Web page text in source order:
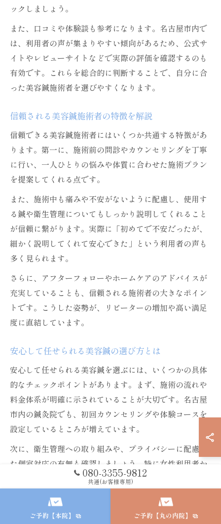
ックしましょう。
また、口コミや体験談も参考になります。名古屋市内で
は、利用者の声が集まりやすい傾向があるため、公式サ
イトやレビューサイトなどで実際の評価を確認するのも
有効です。これらを総合的に判断することで、自分に合
った美容鍼施術者を選びやすくなります。
信頼される美容鍼施術者の特徴を解説
信頼できる美容鍼施術者にはいくつか共通する特徴があ
ります。第一に、施術前の問診やカウンセリングを丁寧
に行い、一人ひとりの悩みや体質に合わせた施術プラン
を提案してくれる点です。
また、施術中も痛みや不安がないように配慮し、使用す
る鍼や衛生管理についてもしっかり説明してくれること
が信頼に繋がります。実際に「初めてで不安だったが、
細かく説明してくれて安心できた」という利用者の声も
多く見られます。
さらに、アフターフォローやホームケアのアドバイスが
充実していることも、信頼される施術者の大きなポイン
トです。こうした姿勢が、リピーターの増加や高い満足
度に直結しています。
安心して任せられる美容鍼の選び方とは
安心して任せられる美容鍼を選ぶには、いくつかの具体
的なチェックポイントがあります。まず、施術の流れや
料金体系が明確に示されていることが大切です。名古屋
市内の鍼灸院でも、初回カウンセリングや体験コースを
設定しているところが増えています。
次に、衛生管理への取り組みや、プライバシーに配慮し
た個室対応の有無も確認しましょう。特に女性利用者か
らは「完全個室でリラックスできる環境が選択の決め手
最後に、施術後のサポート体制や、万一のトラブル時の
080-3355-9812
共通(お客様専用)
ご予約【本院】 ご予約【丸の内院】